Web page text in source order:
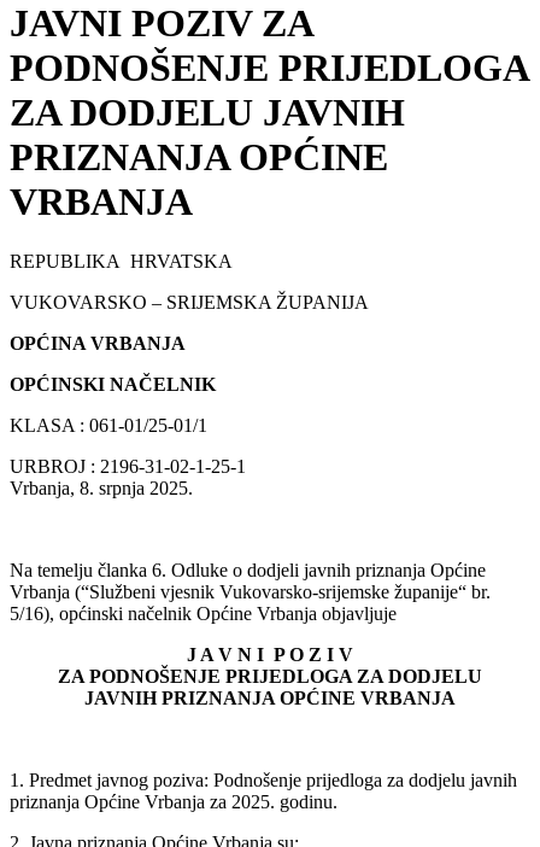
JAVNI POZIV ZA
PODNOŠENJE PRIJEDLOGA
ZA DODJELU JAVNIH
PRIZNANJA OPĆINE
VRBANJA
REPUBLIKA HRVATSKA
VUKOVARSKO – SRIJEMSKA ŽUPANIJA
OPĆINA VRBANJA
OPĆINSKI NAČELNIK
KLASA : 061-01/25-01/1
URBROJ : 2196-31-02-1-25-1
Vrbanja, 8. srpnja 2025.
Na temelju članka 6. Odluke o dodjeli javnih priznanja Općine
Vrbanja (“Službeni vjesnik Vukovarsko-srijemske županije“ br.
5/16), općinski načelnik Općine Vrbanja objavljuje
J A V N I P O Z I V
ZA PODNOŠENJE PRIJEDLOGA ZA DODJELU
JAVNIH PRIZNANJA OPĆINE VRBANJA
1. Predmet javnog poziva: Podnošenje prijedloga za dodjelu javnih
priznanja Općine Vrbanja za 2025. godinu.
2. Javna priznanja Općine Vrbanja su: